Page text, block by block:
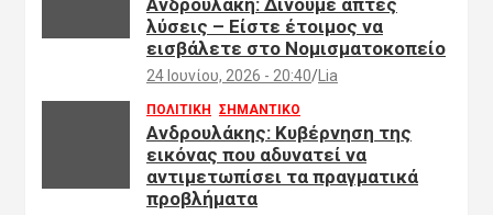
λύσεις – Είστε έτοιμος να
εισβάλετε στο Νομισματοκοπείο
24 Ιουνίου, 2026 - 20:40 Lia
ΠΟΛΙΤΙΚΗ ΣΗΜΑΝΤΙΚΟ
Ανδρουλάκης: Κυβέρνηση της
εικόνας που αδυνατεί να
αντιμετωπίσει τα πραγματικά
προβλήματα